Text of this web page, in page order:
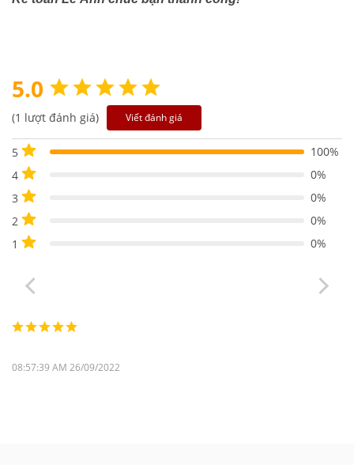
5.0
(1 lượt đánh giá) Viết đánh giá
5
100%
4
0%
3
0%
2
0%
1
0%
08:57:39 AM 26/09/2022